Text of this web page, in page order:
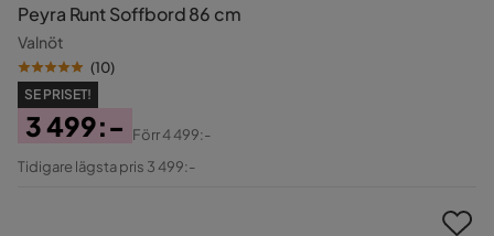
Peyra Runt Soffbord 86 cm
Valnöt
(10)
SE PRISET!
Pris
3 499:-
Original
Förr4 499:-
Tidigare lägsta pris 3 499:-